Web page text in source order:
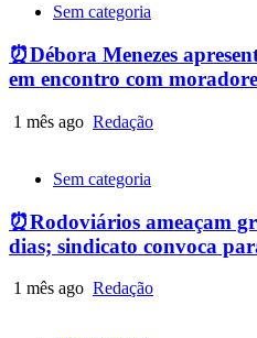
Sem categoria
⏰Débora Menezes
em encontro com
1 mês ago Redação
Sem categoria
⏰Rodoviários ameaçam
dias; sindicato convoca
1 mês ago Redação